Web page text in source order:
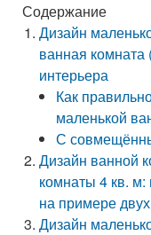
Содержание
Дизайн
ванная
интерьера
Как
маленькой
С
Дизайн ванной
комнаты 4 кв.
на примере
Дизайн